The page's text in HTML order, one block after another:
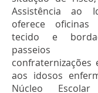
Assistência ao
oferece
tecido e
passeios
aos idosos
Núcleo